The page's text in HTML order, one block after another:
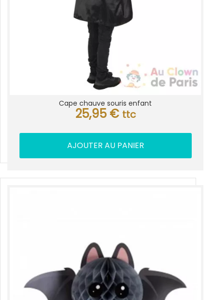
Cape chauve souris enfant
25,95 € ttc
AJOUTER AU PANIER